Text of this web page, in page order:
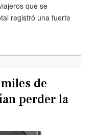
que se
registró una fuerte
de
perder la